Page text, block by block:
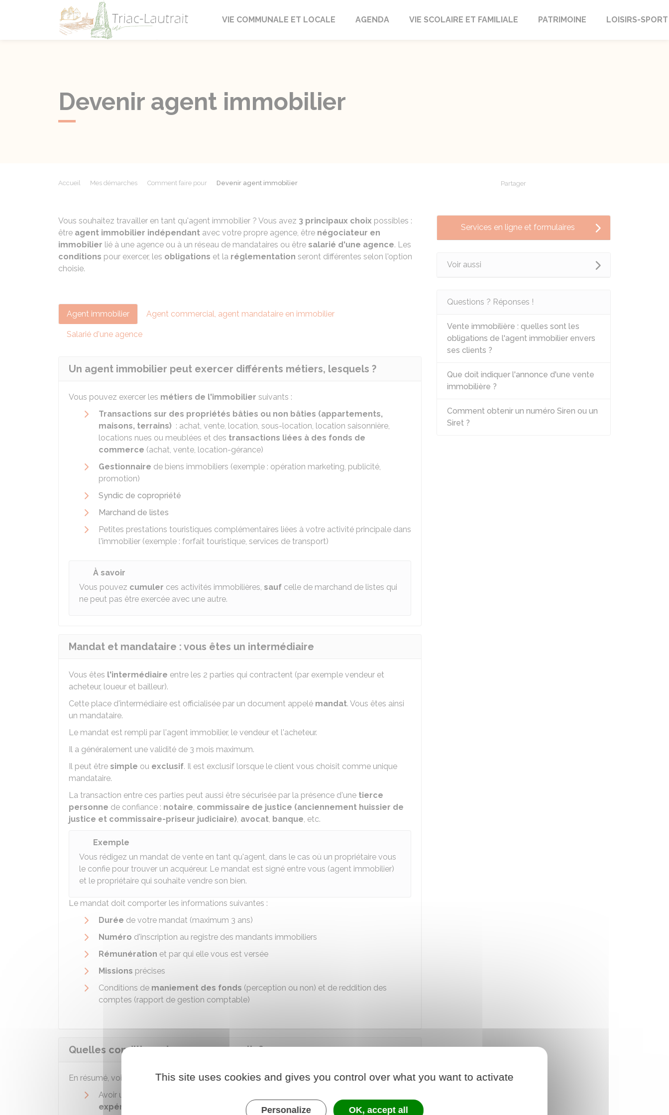
Triac-Lautrait
VIE COMMUNALE ET LOCALE AGENDA VIE SCOLAIRE ET FAMILIALE PATRIMOINE LOISIRS-SPORT
Devenir agent immobilier
Accueil Mes démarches Comment faire pour Devenir agent immobilier Partager
Vous souhaitez travailler en tant qu'agent immobilier ? Vous avez 3 principaux choix possibles :
être agent immobilier indépendant avec votre propre agence, être négociateur en
immobilier lié à une agence ou à un réseau de mandataires ou être salarié d'une agence. Les
conditions pour exercer, les obligations et la réglementation seront différentes selon l'option
choisie.
Agent immobilier Agent commercial, agent mandataire en immobilier
Salarié d'une agence
Un agent immobilier peut exercer différents métiers, lesquels ?
Vous pouvez exercer les métiers de l'immobilier suivants :
Transactions sur des propriétés bâties ou non bâties (appartements,
maisons, terrains) : achat, vente, location, sous-location, location saisonnière,
locations nues ou meublées et des transactions liées à des fonds de
commerce (achat, vente, location-gérance)
Gestionnaire de biens immobiliers (exemple : opération marketing, publicité,
promotion)
Syndic de copropriété
Marchand de listes
Petites prestations touristiques complémentaires liées à votre activité principale dans
l'immobilier (exemple : forfait touristique, services de transport)
À savoir
Vous pouvez cumuler ces activités immobilières, sauf celle de marchand de listes qui
ne peut pas être exercée avec une autre.
Mandat et mandataire : vous êtes un intermédiaire
Vous êtes l'intermédiaire entre les 2 parties qui contractent (par exemple vendeur et
acheteur, loueur et bailleur).
Cette place d'intermédiaire est officialisée par un document appelé mandat. Vous êtes ainsi
un mandataire.
Le mandat est rempli par l'agent immobilier, le vendeur et l'acheteur.
Il a généralement une validité de 3 mois maximum.
Il peut être simple ou exclusif. Il est exclusif lorsque le client vous choisit comme unique
mandataire.
La transaction entre ces parties peut aussi être sécurisée par la présence d'une tierce
personne de confiance : notaire, commissaire de justice (anciennement huissier de
justice et commissaire-priseur judiciaire), avocat, banque, etc.
Exemple
Vous rédigez un mandat de vente en tant qu'agent, dans le cas où un propriétaire vous
le confie pour trouver un acquéreur. Le mandat est signé entre vous (agent immobilier)
et le propriétaire qui souhaite vendre son bien.
Le mandat doit comporter les informations suivantes :
Durée de votre mandat (maximum 3 ans)
Numéro d'inscription au registre des mandants immobiliers
Rémunération et par qui elle vous est versée
Missions précises
Conditions de maniement des fonds (perception ou non) et de reddition des
comptes (rapport de gestion comptable)
Quelles conditions devez-vous remplir ?
En résumé, voici les informations clés à vérifierpour savoir si vous pouvez exercer :
Avoir un
expérience
professionnelle dans un métier de l'immobilier
Services en ligne et formulaires
Voir aussi
Questions ? Réponses !
Vente immobilière : quelles sont les
obligations de l'agent immobilier envers
ses clients ?
Que doit indiquer l'annonce d'une vente
immobilière ?
Comment obtenir un numéro Siren ou un
Siret ?
This site uses cookies and gives you control over what you want to activate
Personalize OK, accept all